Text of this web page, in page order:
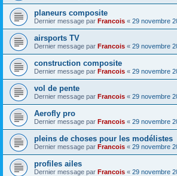
planeurs composite
Dernier message par Francois « 29 novembre
airsports TV
Dernier message par Francois « 29 novembre
construction composite
Dernier message par Francois « 29 novembre
vol de pente
Dernier message par Francois « 29 novembre
Aerofly pro
Dernier message par Francois « 29 novembre
pleins de choses pour les modélistes
Dernier message par Francois « 29 novembre
profiles ailes
Dernier message par Francois « 29 novembre